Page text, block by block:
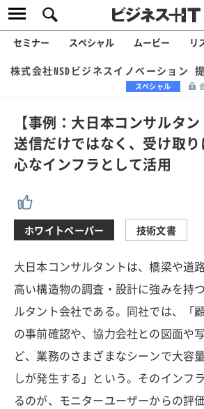
セミナー スペシャル ムービー リ
株式会社NSDビジネスイノベーション
スペシャル
【事例：大日本コンサルタ
送信だけではなく、受け取
心なインフラとして活用
ホワイトペーパー 技術文書
大日本コンサルタントは、橋梁や道
高い構造物の調査・設計に強みを持
ルタント会社である。同社では、「
の事前確認や、協力会社との図面や
ど、業務のさまざまなシーンで大容
しが発生する」という。そのインフ
るのが、モニターユーザーからの評